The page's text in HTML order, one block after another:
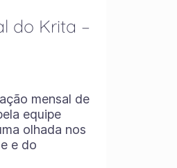
do Krita –
mensal de
equipe
olhada nos
e do